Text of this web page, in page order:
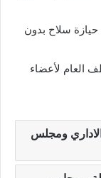
سلاح بدون
العام لأعضاء
ومجلس